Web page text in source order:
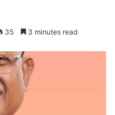
35 3 minutes read